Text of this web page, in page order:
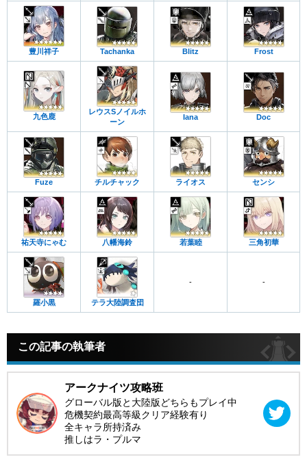
豊川祥子 Tachanka Blitz Frost
九色鹿
レウスSノイルホ
ーン
Iana Doc
Fuze チルチャック ライオス センシ
祐天寺にゃむ 八幡海鈴 若葉睦 三角初華
羅小黒 テラ大陸調査団
- -
この記事の執筆者
アークナイツ攻略班
グローバル版と大陸版どちらもプレイ中
危機契約最高等級クリア経験有り
全キャラ所持済み
推しはラ・プルマ